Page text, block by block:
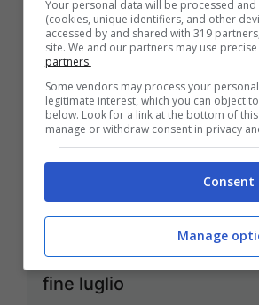
Fiorentina, che sfortuna!
infortunio Jovetic e
Damien Rice: quattro
fine luglio
Your personal data will be processed
(cookies, unique identifiers, and other
accessed by and shared with 319
site. We and our partners may use
partners.
Some vendors may process your
legitimate interest, which you can object
below. Look for a link at the bottom of
manage or withdraw consent in privacy
Consent
Manage